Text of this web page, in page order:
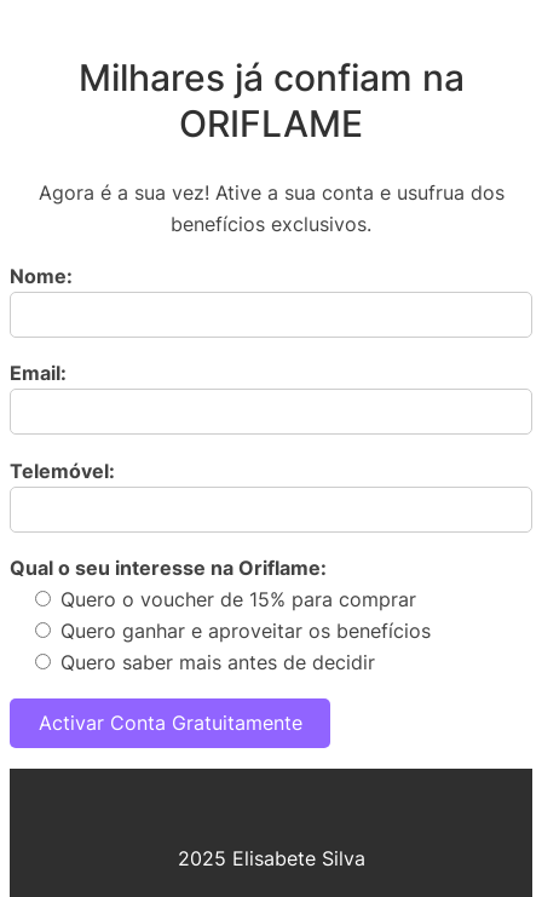
Milhares já confiam na
ORIFLAME
Agora é a sua vez! Ative a sua conta e usufrua dos
benefícios exclusivos.
Nome:
Email:
Telemóvel:
Qual o seu interesse na Oriflame:
Quero o voucher de 15% para comprar
Quero ganhar e aproveitar os benefícios
Quero saber mais antes de decidir
2025 Elisabete Silva